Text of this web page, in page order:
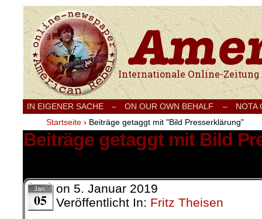
Internationale Onlinezeitung für Frieden,
IN EIGENER SACHE – ON OUR OWN BEHALF –
NOTA
Startseite › Beiträge getaggt mit "Bild Presserklärung"
Beiträge getaggt mit Bild
Jan.
05
on 5. Januar 2019
Veröffentlicht In: Fritz Theisen